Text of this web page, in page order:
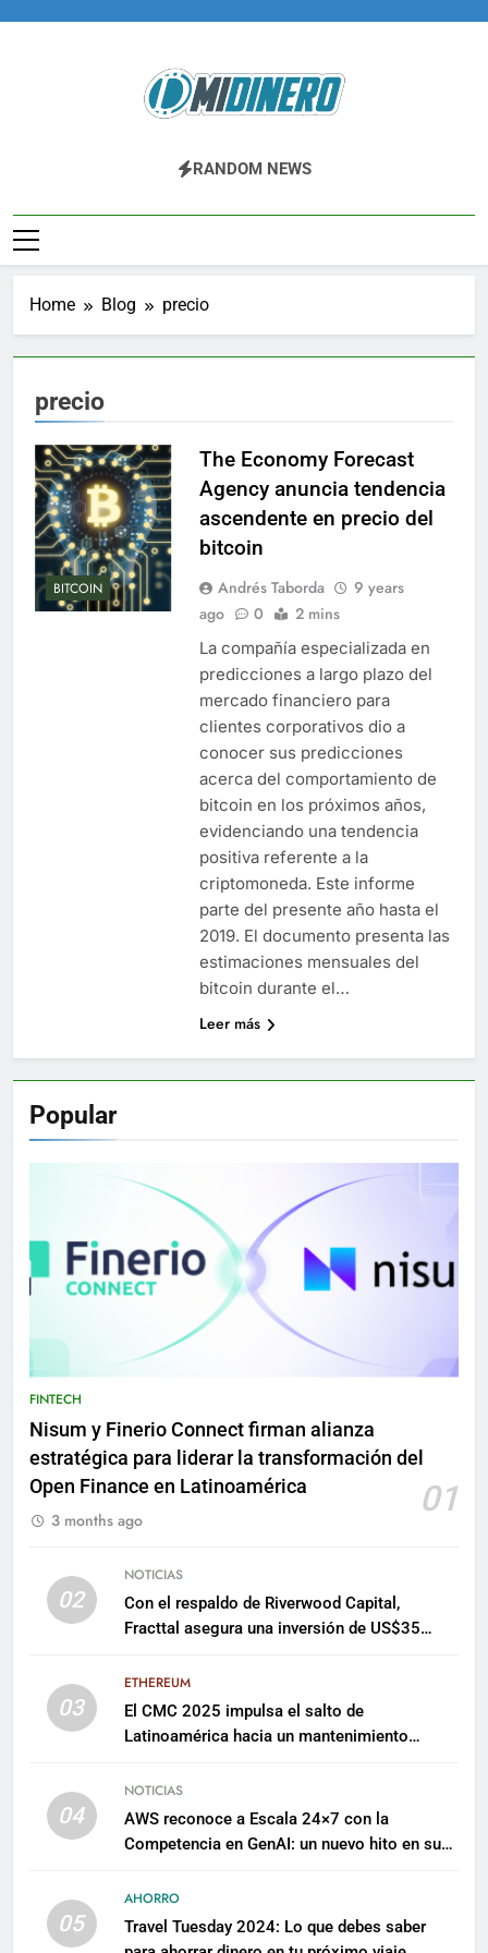
Midinero.co
Fintech, Criptomonedas
RANDOM NEWS
Home Blog precio
precio
BITCOIN
The Economy Forecast
Agency anuncia tendencia
ascendente en precio del
bitcoin
Andrés Taborda
9 years
ago
0 2 mins
La compañía especializada en
predicciones a largo plazo del
mercado financiero para
clientes corporativos dio a
conocer sus predicciones
acerca del comportamiento de
bitcoin en los próximos años,
evidenciando una tendencia
positiva referente a la
criptomoneda. Este informe
parte del presente año hasta el
2019. El documento presenta las
estimaciones mensuales del
bitcoin durante el…
Leer más
Popular
FINTECH
Nisum y Finerio Connect firman alianza
estratégica para liderar la transformación del
Open Finance en Latinoamérica
01
3 months ago
02
NOTICIAS
Con el respaldo de Riverwood Capital,
Fracttal asegura una inversión de US$35
03
ETHEREUM
El CMC 2025 impulsa el salto de
Latinoamérica hacia un mantenimiento
04
NOTICIAS
AWS reconoce a Escala 24×7 con la
Competencia en GenAI: un nuevo hito en su
05
AHORRO
Travel Tuesday 2024: Lo que debes saber